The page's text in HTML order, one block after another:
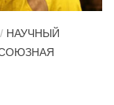
/ НАУЧНЫЙ